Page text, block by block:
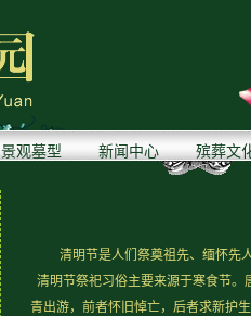
景观墓型 新闻中心 殡葬文
清明节是人们祭奠祖先、缅怀先
清明节祭祀习俗主要来源于寒食节
青出游，前者怀旧悼亡，后者求新护